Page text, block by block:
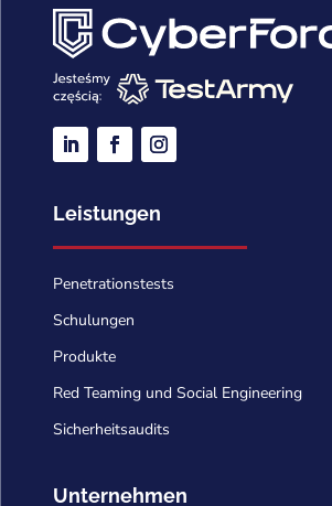
Leistungen
Penetrationstests
Schulungen
Produkte
Red Teaming und Social Engineering
Sicherheitsaudits
Unternehmen